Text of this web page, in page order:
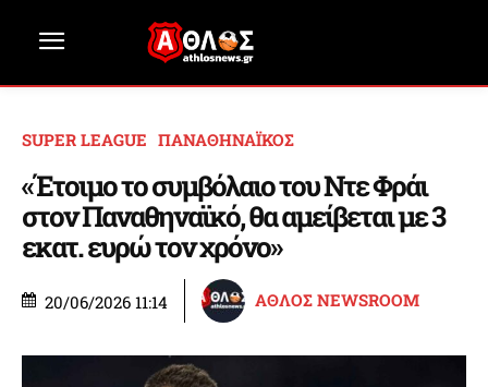
SUPER LEAGUE ΠΑΝΑΘΗΝΑΪΚΟΣ
«Έτοιμο το συμβόλαιο του Ντε Φράι
στον Παναθηναϊκό, θα αμείβεται με 3
εκατ. ευρώ τον χρόνο»
20/06/2026 11:14 ΑΘΛΟΣ NEWSROOM